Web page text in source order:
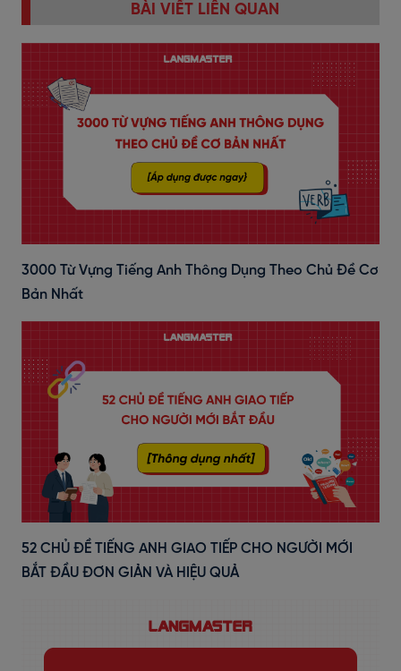
BÀI VIẾT LIÊN QUAN
3000 Từ Vựng Tiếng Anh Thông Dụng Theo Chủ Đề Cơ
Bản Nhất
52 CHỦ ĐỀ TIẾNG ANH GIAO TIẾP CHO NGƯỜI MỚI
BẮT ĐẦU ĐƠN GIẢN VÀ HIỆU QUẢ